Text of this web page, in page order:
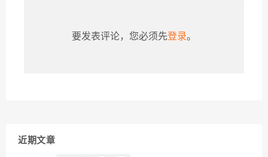
要发表评论，您必须先登录。
近期文章